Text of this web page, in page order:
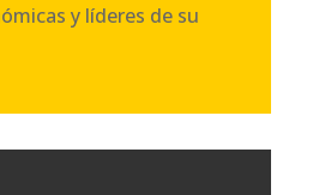
y líderes de su